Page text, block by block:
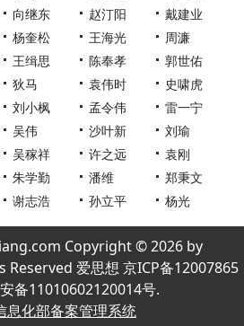
向继东 赵汀阳
戴建业
杨奎松 王海光
周濂
王缉思 陈奉孝
郭世佑
狄马 袁伟时
史啸虎
刘小枫 孟令伟
雷一宁
吴伟 沙叶新
刘瑜
吴稼祥 许之远
袁刚
朱学勤 潘维
郑秉文
谢志浩 孙立平 杨光
Copyright © 2026 by
爱思想 京ICP备12007865
备11010602120014号.
息化部备案管理系统